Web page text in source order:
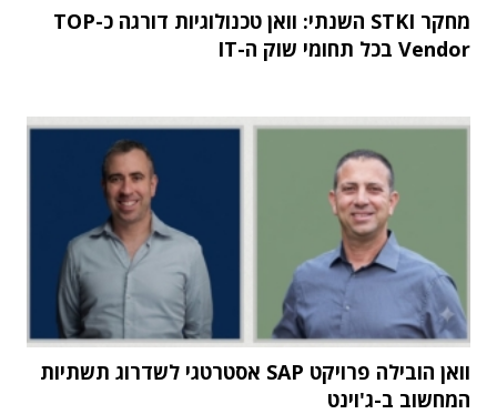
מחקר STKI השנתי: וואן טכנולוגיות דורגה כ-TOP
Vendor בכל תחומי שוק ה-IT
וואן הובילה פרויקט SAP אסטרטגי לשדרוג תשתיות
המחשוב ב-ג'וינט